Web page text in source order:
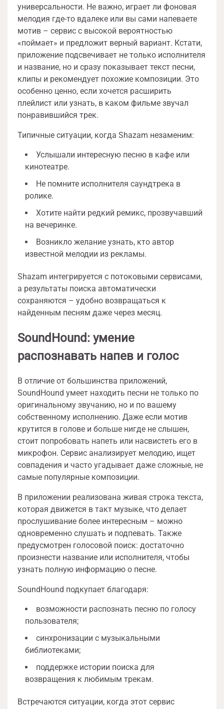
универсальности. Не важно, играет ли фоновая
мелодия где-то вдалеке или вы сами напеваете
мотив – сервис с высокой вероятностью
«поймает» и предложит верный вариант. Кстати,
приложение подсвечивает не только исполнителя
и название, но и сразу показывает текст песни,
клипы и рекомендует похожие композиции. Это
особенно ценно, если хочется расширить
плейлист или узнать, в каком фильме звучал
понравившийся трек.
Типичные ситуации, когда Shazam незаменим:
Услышали интересную песню в кафе или
кинотеатре.
Не помните исполнителя саундтрека в
ролике.
Хотите найти редкий ремикс, прозвучавший
на вечеринке.
Возникло желание узнать, кто автор
известной мелодии из рекламы.
Shazam интегрируется с потоковыми сервисами,
а результаты поиска автоматически
сохраняются – удобно возвращаться к
найденным песням даже через месяц.
SoundHound: умение
распознавать напев и голос
В отличие от большинства приложений,
SoundHound умеет находить песни не только по
оригинальному звучанию, но и по вашему
собственному исполнению. Даже если мотив
крутится в голове и больше нигде не слышен,
стоит попробовать напеть или насвистеть его в
микрофон. Сервис анализирует мелодию, ищет
совпадения и часто угадывает даже сложные, не
самые популярные композиции.
В приложении реализована живая строка текста,
которая движется в такт музыке, что делает
прослушивание более интересным – можно
одновременно слушать и подпевать. Также
предусмотрен голосовой поиск: достаточно
произнести название или исполнителя, чтобы
узнать полную информацию о песне.
SoundHound подкупает благодаря:
возможности распознать песню по голосу
пользователя;
синхронизации с музыкальными
библиотеками;
поддержке истории поиска для
возвращения к любимым трекам.
Встречаются ситуации, когда этот сервис